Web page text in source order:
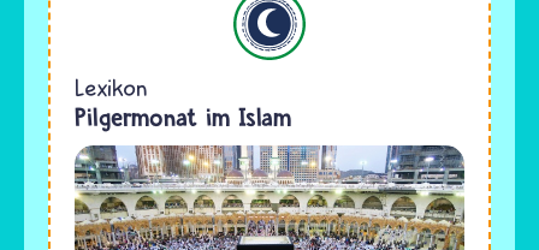
Lexikon
Pilgermonat im Islam